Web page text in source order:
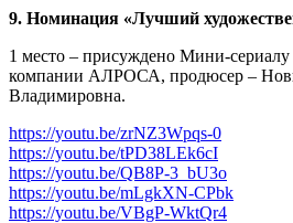
9. Номинация «Лучший
1 место – присуждено Мини-
компании АЛРОСА, продюсер –
Владимировна.
https://youtu.be/zrNZ3Wpqs-0
https://youtu.be/tPD38LEk6cI
https://youtu.be/QB8P-3_bU3o
https://youtu.be/mLgkXN-CPbk
https://youtu.be/VBgP-WktQr4